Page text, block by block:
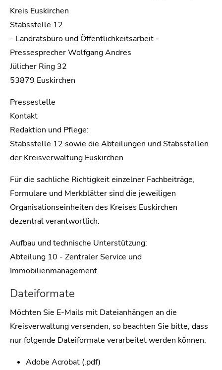
Kreis Euskirchen
Stabsstelle 12
- Landratsbüro und Öffentlichkeitsarbeit -
Pressesprecher Wolfgang Andres
Jülicher Ring 32
53879 Euskirchen
Pressestelle
Kontakt
Redaktion und Pflege:
Stabsstelle 12 sowie die Abteilungen und Stabsstellen
der Kreisverwaltung Euskirchen
Für die sachliche Richtigkeit einzelner Fachbeiträge,
Formulare und Merkblätter sind die jeweiligen
Organisationseinheiten des Kreises Euskirchen
dezentral verantwortlich.
Aufbau und technische Unterstützung:
Abteilung 10 - Zentraler Service und
Immobilienmanagement
Dateiformate
Möchten Sie E-Mails mit Dateianhängen an die
Kreisverwaltung versenden, so beachten Sie bitte, dass
nur folgende Dateiformate verarbeitet werden können:
Adobe Acrobat (.pdf)